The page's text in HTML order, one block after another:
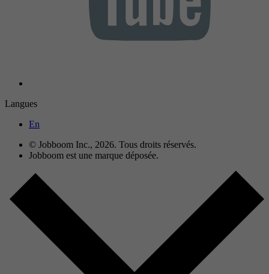
Langues
En
© Jobboom Inc., 2026. Tous droits réservés.
Jobboom est une marque déposée.